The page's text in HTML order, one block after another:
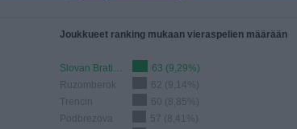
Joukkueet ranking mukaan vieraspelien määrään
Slovan Bratislava
63 (9,29%)
Ruzomberok
62 (9,14%)
Trencin
60 (8,85%)
Podbrezova
57 (8,41%)